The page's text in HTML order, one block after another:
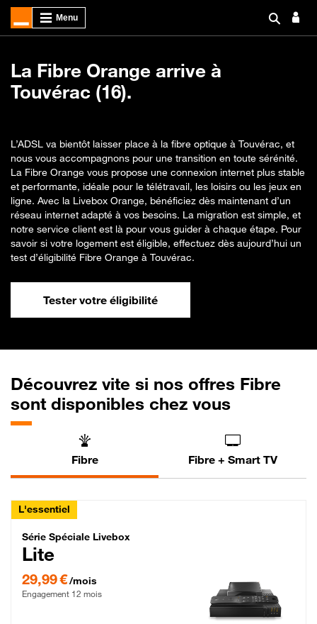
La Fibre Orange arrive à
Touvérac (16).
L’ADSL va bientôt laisser place à la fibre optique à Touvérac, et
nous vous accompagnons pour une transition en toute sérénité.
La Fibre Orange vous propose une connexion internet plus stable
et performante, idéale pour le télétravail, les loisirs ou les jeux en
ligne. Avec la Livebox Orange, bénéficiez dès maintenant d’un
réseau internet adapté à vos besoins. La migration est simple, et
notre service client est là pour vous guider à chaque étape. Pour
savoir si votre logement est éligible, effectuez dès aujourd’hui un
test d’éligibilité Fibre Orange à Touvérac.
Tester votre éligibilité
Découvrez vite si nos offres Fibre
sont disponibles chez vous
Fibre Fibre + Smart TV
L'essentiel
Série Spéciale Livebox Lite Fibre
Série Spéciale Livebox
Lite
29,99 €/mois
Engagement 12 mois